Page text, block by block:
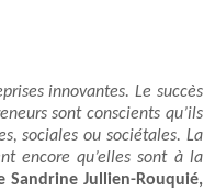
innovantes. Le succès
sont conscients qu’ils
sociales ou sociétales. La
encore qu’elles sont à la
Sandrine Jullien-Rouquié,